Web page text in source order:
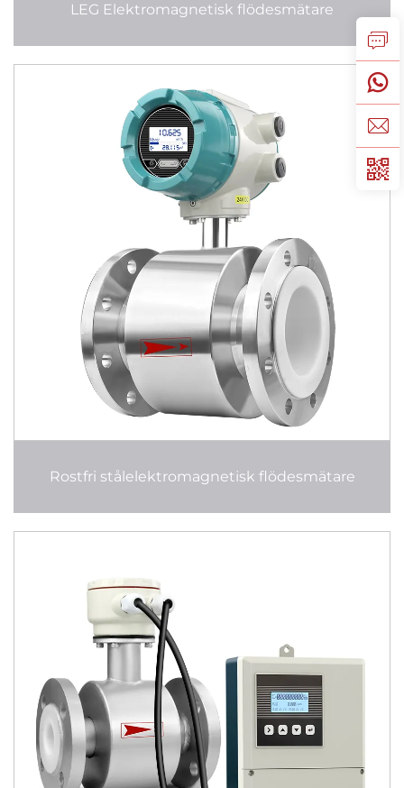
LEG Elektromagnetisk flödesmätare
Rostfri stålelektromagnetisk flödesmätare